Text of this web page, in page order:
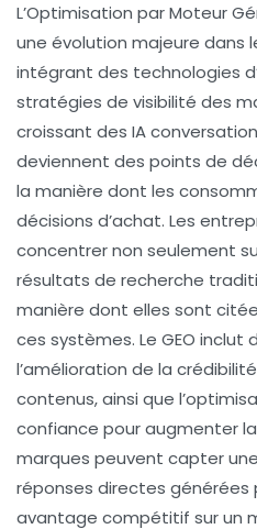
L’Optimisation par Moteur
une évolution majeure dans
intégrant des technologies
stratégies de visibilité des
croissant des IA
deviennent des points de
la manière dont les
décisions d’achat. Les
concentrer non seulement
résultats de recherche
manière dont elles sont
ces systèmes. Le GEO
l’amélioration de la crédibilité
contenus, ainsi que
confiance pour augmenter la
marques peuvent capter
réponses directes générées
avantage compétitif sur un